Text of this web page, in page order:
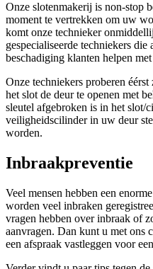
Onze slotenmakerij is non-stop
moment te vertrekken om uw
komt onze technieker
gespecialiseerde techniekers die
beschadiging klanten helpen
Onze techniekers proberen
het slot de deur te openen met
sleutel afgebroken is in het slot/
veiligheidscilinder in uw deur
worden.
Inbraakpreventie
Veel mensen hebben een
worden veel inbraken
vragen hebben over inbraak of
aanvragen. Dan kunt u met ons
een afspraak vastleggen voor